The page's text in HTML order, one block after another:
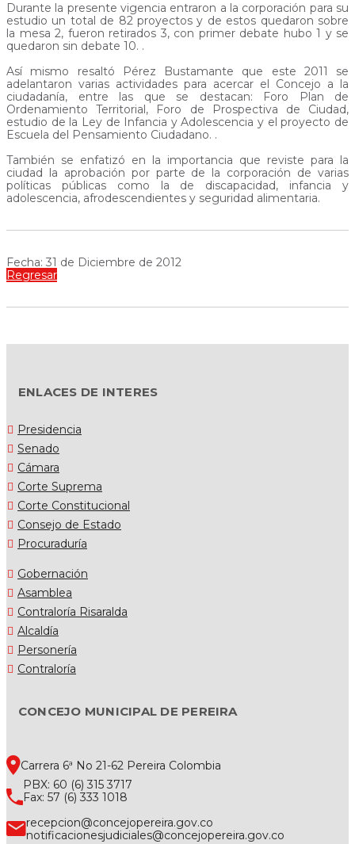
Durante la presente vigencia entraron a la corporación para su
estudio un total de 82 proyectos y de estos quedaron sobre
la mesa 2, fueron retirados 3, con primer debate hubo 1 y se
quedaron sin debate 10. .
Así mismo resaltó Pérez Bustamante que este 2011 se
adelantaron varias actividades para acercar el Concejo a la
ciudadanía, entre las que se destacan: Foro Plan de
Ordenamiento Territorial, Foro de Prospectiva de Ciudad,
estudio de la Ley de Infancia y Adolescencia y el proyecto de
Escuela del Pensamiento Ciudadano. .
También se enfatizó en la importancia que reviste para la
ciudad la aprobación por parte de la corporación de varias
políticas públicas como la de discapacidad, infancia y
adolescencia, afrodescendientes y seguridad alimentaria.
Fecha: 31 de Diciembre de 2012
Regresar
ENLACES DE INTERES
Presidencia
Senado
Cámara
Corte Suprema
Corte Constitucional
Consejo de Estado
Procuraduría
Gobernación
Asamblea
Contraloría Risaralda
Alcaldía
Personería
Contraloría
CONCEJO MUNICIPAL DE PEREIRA
Carrera 6ª No 21-62 Pereira Colombia
PBX: 60 (6) 315 3717
Fax: 57 (6) 333 1018
recepcion@concejopereira.gov.co
notificacionesjudiciales@concejopereira.gov.co